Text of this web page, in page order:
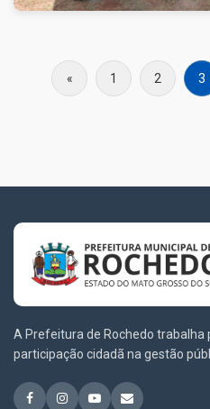
« 1 2 3
A Prefeitura de Rochedo trabalha
participação cidadã na gestão